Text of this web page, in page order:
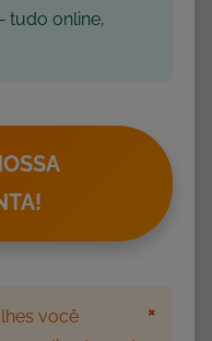
tudo online,
você
×